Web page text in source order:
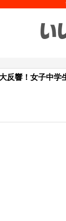
反響！女子中学